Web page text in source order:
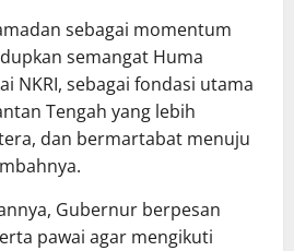
sebagai momentum
semangat Huma
NKRI, sebagai fondasi utama
Tengah yang lebih
dan bermartabat menuju
Gubernur berpesan
pawai agar mengikuti